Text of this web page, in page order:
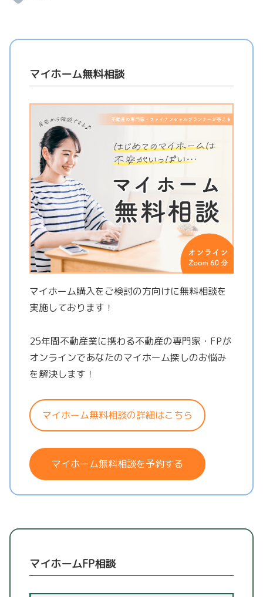
マイホーム無料相談
マイホーム購入をご検討の方向けに無料相談を
実施しております！
25年間不動産業に携わる不動産の専門家・FPが
オンラインであなたのマイホーム探しのお悩み
を解決します！
マイホーム無料相談の詳細はこちら
マイホーム無料相談を予約する
マイホームFP相談